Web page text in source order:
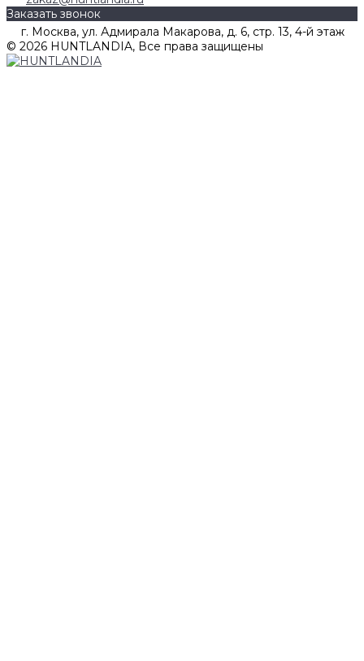
Заказать звонок
г. Москва, ул. Адмирала Макарова, д. 6, стр. 13, 4-й этаж
© 2026 HUNTLANDIA, Все права защищены